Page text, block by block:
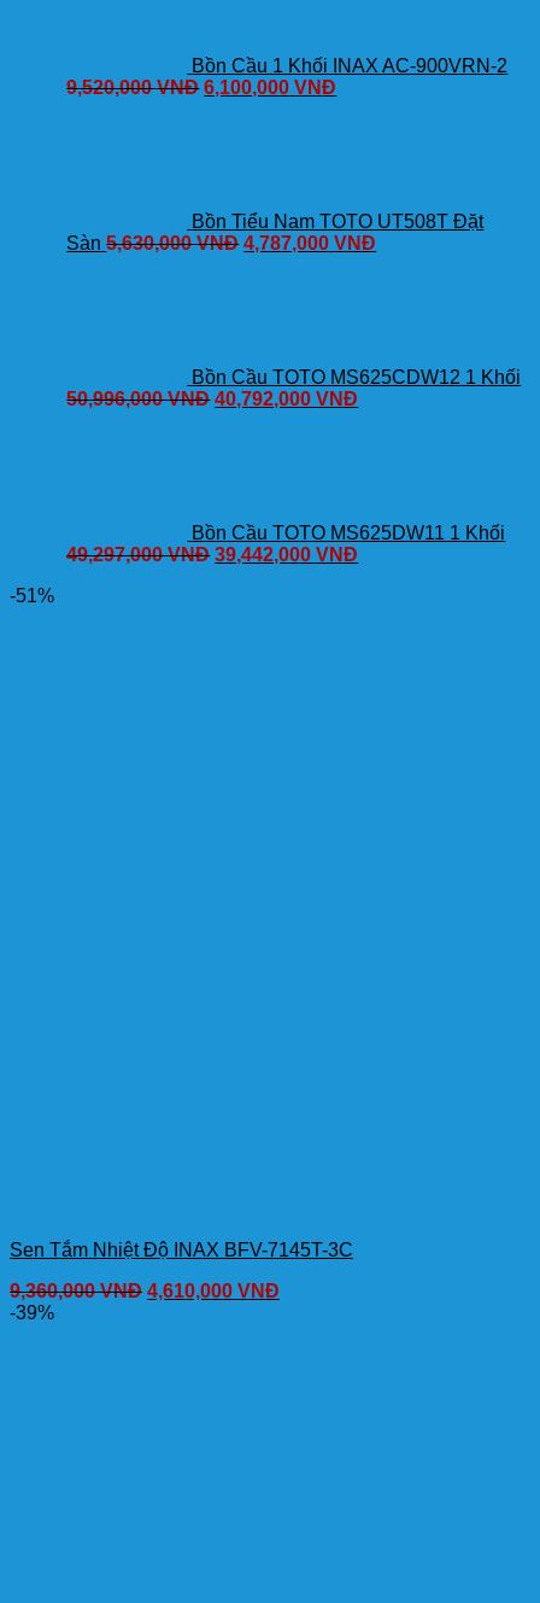
Bồn Cầu 1 Khối INAX AC-900VRN-2
9,520,000VNĐ 6,100,000VNĐ
Bồn Tiểu Nam TOTO UT508T Đặt
Sàn 5,630,000VNĐ 4,787,000VNĐ
Bồn Cầu TOTO MS625CDW12 1 Khối
50,996,000VNĐ 40,792,000VNĐ
Bồn Cầu TOTO MS625DW11 1 Khối
49,297,000VNĐ 39,442,000VNĐ
-51%
Sen Tắm Nhiệt Độ INAX BFV-7145T-3C
9,360,000VNĐ 4,610,000 VNĐ
-39%